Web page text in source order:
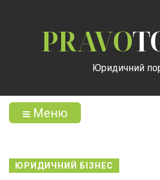
PRAVO
Юридичний
Меню
ЮРИДИЧНИЙ БІЗНЕС